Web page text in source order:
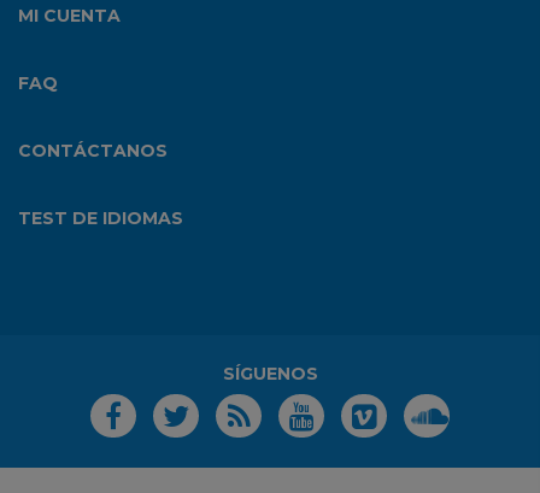
MI CUENTA
FAQ
CONTÁCTANOS
TEST DE IDIOMAS
SÍGUENOS